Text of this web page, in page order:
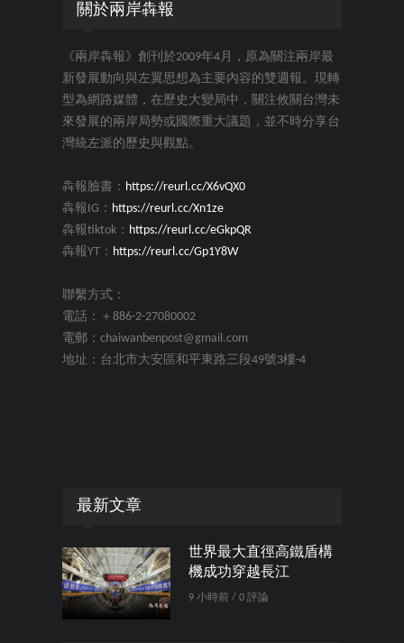
關於兩岸犇報
《兩岸犇報》創刊於2009年4月，原為關注兩岸最
新發展動向與左翼思想為主要內容的雙週報。現轉
型為網路媒體，在歷史大變局中，關注攸關台灣未
來發展的兩岸局勢或國際重大議題，並不時分享台
灣統左派的歷史與觀點。
犇報臉書： https://reurl.cc/X6vQX0
犇報IG： https://reurl.cc/Xn1ze
犇報tiktok： https://reurl.cc/eGkpQR
犇報YT： https://reurl.cc/Gp1Y8W
聯繫方式：
電話：＋886-2-27080002
電郵：chaiwanbenpost@gmail.com
地址：台北市大安區和平東路三段49號3樓-4
最新文章
世界最大直徑高鐵盾構
機成功穿越長江
9 小時前 / 0 評論